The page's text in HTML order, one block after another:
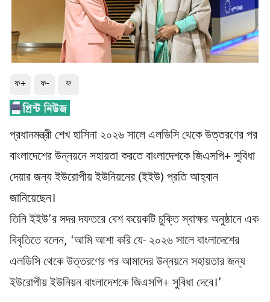
ফ+ ফ- ফ
প্রধানমন্ত্রী শেখ হাসিনা ২০২৬ সালে এলডিসি থেকে উত্তরণের পর
বাংলাদেশের উন্নয়নে সহায়তা করতে বাংলাদেশকে জিএসপি+ সুবিধা
দেয়ার জন্য ইউরোপীয় ইউনিয়নের (ইইউ) প্রতি আহ্বান
জানিয়েছেন।
তিনি ইইউ’র সদর দফতরে বেশ কয়েকটি চুক্তি স্বাক্ষর অনুষ্ঠানে এক
বিবৃতিতে বলেন, ‘আমি আশা করি যে- ২০২৬ সালে বাংলাদেশের
এলডিসি থেকে উত্তরণের পর আমাদের উন্নয়নে সহায়তার জন্য
ইউরোপীয় ইউনিয়ন বাংলাদেশকে জিএসপি+ সুবিধা দেবে।’